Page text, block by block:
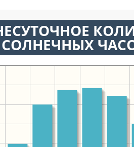
СОЛНЕЧНЫХ